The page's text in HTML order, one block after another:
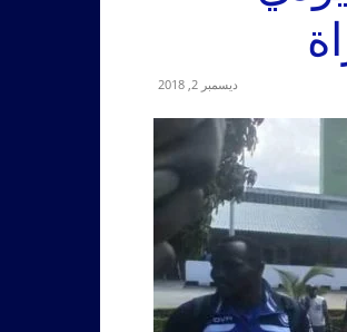
ديسمبر 2, 2018